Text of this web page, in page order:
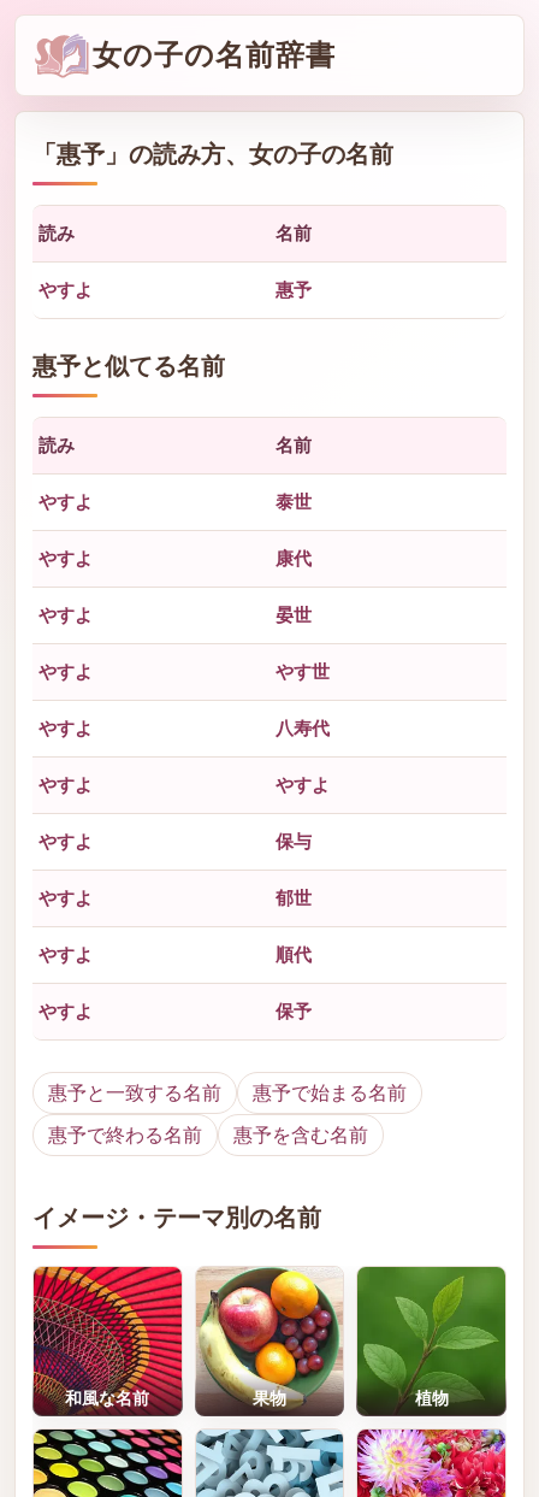
女の子の名前辞書
「惠予 」の読み方、女の子の名前
読み 名前
やすよ 惠予
惠予と似てる名前
読み 名前
やすよ 泰世
やすよ 康代
やすよ 晏世
やすよ やす世
やすよ 八寿代
やすよ やすよ
やすよ 保与
やすよ 郁世
やすよ 順代
やすよ 保予
惠予と一致する名前
惠予で始まる名前
惠予で終わる名前
惠予を含む名前
イメージ・テーマ別の名前
和風な名前 果物 植物